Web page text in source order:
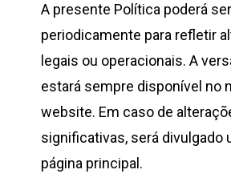
A presente Política poderá
periodicamente para refletir
legais ou operacionais. A
estará sempre disponível no
website. Em caso de
significativas, será divulgado
página principal.